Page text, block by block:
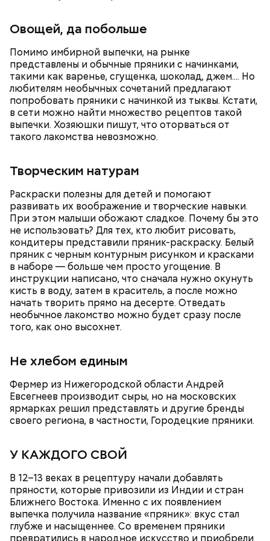
Овощей, да побольше
Помимо имбирной выпечки, на рынке
представлены и обычные пряники с начинками,
такими как варенье, сгущенка, шоколад, джем.... Но
любителям необычных сочетаний предлагают
попробовать пряники с начинкой из тыквы. Кстати,
в сети можно найти множество рецептов такой
выпечки. Хозяюшки пишут, что оторваться от
такого лакомства невозможно.
Творческим натурам
Раскраски полезны для детей и помогают
развивать их воображение и творческие навыки.
При этом малыши обожают сладкое. Почему бы это
не использовать? Для тех, кто любит рисовать,
кондитеры представили пряник-раскраску. Белый
пряник с черным контурным рисунком и красками
в наборе — больше чем просто угощение. В
инструкции написано, что сначала нужно окунуть
кисть в воду, затем в краситель, а после можно
начать творить прямо на десерте. Отведать
необычное лакомство можно будет сразу после
того, как оно высохнет.
Не хлебом единым
Фермер из Нижегородской области Андрей
Евсегнеев производит сыры, но на московских
ярмарках решил представлять и другие бренды
своего региона, в частности, Городецкие пряники.
У КАЖДОГО СВОЙ
В 12–13 веках в рецептуру начали добавлять
пряности, которые привозили из Индии и стран
Ближнего Востока. Именно с их появлением
выпечка получила название «пряник»: вкус стал
глубже и насыщеннее. Со временем пряники
превратились в народное искусство и приобрели
Затем назначается дата голосования. За 10 дней до
начала всем отправляют извещение о проведении
ОСС на портал mos.ru, в приложения ЭД и других
электронных сервисов Правительства Москвы, а
также по СМС.
Проголосовать по вопросам повестки
собственники могут на сайте или в приложении —
весь процесс занимает не больше пяти минут. При
этом в каждом доме есть жильцы, которые наотрез
отказываются голосовать онлайн. В этом случае в
ход идут «старые добрые бумажки».
— Я как администратор передаю таким людям
бумажный бюллетень. Они его заполняют,
подтверждают личность с помощью СНИЛС и
документов на недвижимость, подписывают и
передают мне. Я сканирую бюллетень, заполняю
шаблон на платформе ЭД и загружаю документ. В
ЭД проверяют правильность заполненного мной
принимают голос, — рассказывает Ирина Кимова.